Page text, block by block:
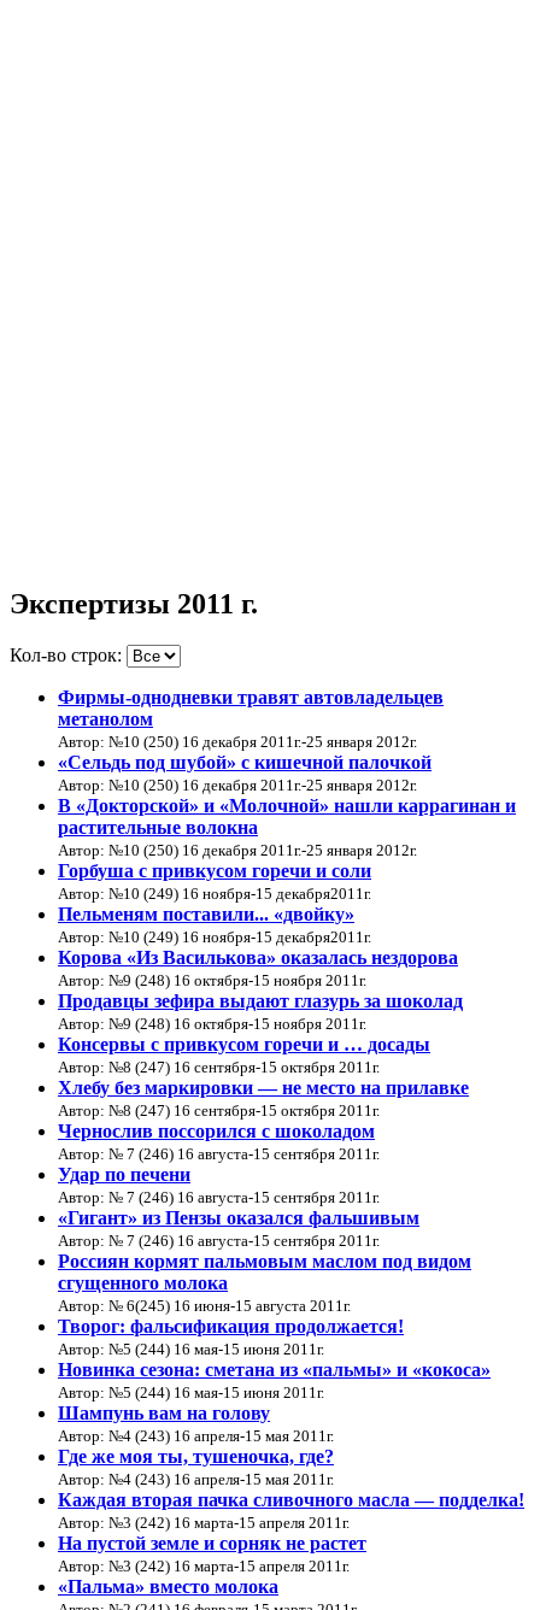
Экспертизы 2011 г.
Кол-во строк:
Фирмы-однодневки травят автовладельцев
метанолом
Автор: №10 (250) 16 декабря 2011г.-25 января 2012г.
«Сельдь под шубой» с кишечной палочкой
Автор: №10 (250) 16 декабря 2011г.-25 января 2012г.
В «Докторской» и «Молочной» нашли каррагинан и
растительные волокна
Автор: №10 (250) 16 декабря 2011г.-25 января 2012г.
Горбуша с привкусом горечи и соли
Автор: №10 (249) 16 ноября-15 декабря2011г.
Пельменям поставили... «двойку»
Автор: №10 (249) 16 ноября-15 декабря2011г.
Корова «Из Василькова» оказалась нездорова
Автор: №9 (248) 16 октября-15 ноября 2011г.
Продавцы зефира выдают глазурь за шоколад
Автор: №9 (248) 16 октября-15 ноября 2011г.
Консервы с привкусом горечи и … досады
Автор: №8 (247) 16 сентября-15 октября 2011г.
Хлебу без маркировки — не место на прилавке
Автор: №8 (247) 16 сентября-15 октября 2011г.
Чернослив поссорился с шоколадом
Автор: № 7 (246) 16 августа-15 сентября 2011г.
Удар по печени
Автор: № 7 (246) 16 августа-15 сентября 2011г.
«Гигант» из Пензы оказался фальшивым
Автор: № 7 (246) 16 августа-15 сентября 2011г.
Россиян кормят пальмовым маслом под видом
сгущенного молока
Автор: № 6(245) 16 июня-15 августа 2011г.
Творог: фальсификация продолжается!
Автор: №5 (244) 16 мая-15 июня 2011г.
Новинка сезона: сметана из «пальмы» и «кокоса»
Автор: №5 (244) 16 мая-15 июня 2011г.
Шампунь вам на голову
Автор: №4 (243) 16 апреля-15 мая 2011г.
Где же моя ты, тушеночка, где?
Автор: №4 (243) 16 апреля-15 мая 2011г.
Каждая вторая пачка сливочного масла — подделка!
Автор: №3 (242) 16 марта-15 апреля 2011г.
На пустой земле и сорняк не растет
Автор: №3 (242) 16 марта-15 апреля 2011г.
«Пальма» вместо молока